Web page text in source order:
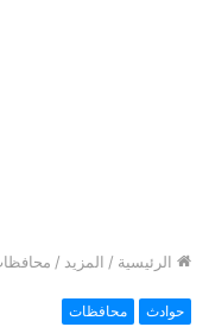
الرئيسية / المزيد /
حوادث محافظات